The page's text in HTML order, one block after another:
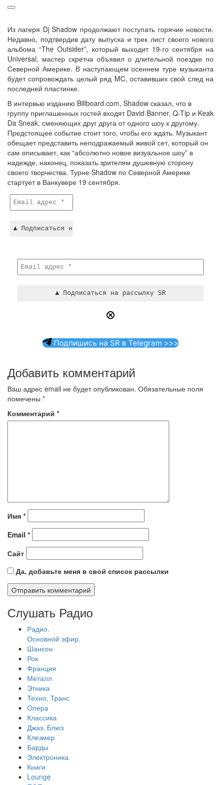
Из лагеря Dj Shadow продолжают поступать горячие новости.
Недавно, подтвердив дату выпуска и трек лист своего нового
альбома “The Outsider”, который выходит 19-го сентября на
Universal, мастер скретча объявил о длительной поездке по
Северной Америке. В наступающем осеннем туре музыканта
будет сопровождать целый ряд MC, оставивших свой след на
последней пластинке.
В интервью изданию Billboard.com, Shadow сказал, что в
группу приглашенных гостей входят David Banner, Q-Tip и Keak
Da Sneak, сменяющих друг друга от одного шоу к другому.
Предстоящее событие стоит того, чтобы его ждать. Музыкант
обещает представить неподражаемый живой сет, который он
сам описывает, как “абсолютно новое визуальное шоу” в
надежде, наконец, показать зрителям душевную сторону
своего творчества. Турне Shadow по Северной Америке
стартует в Ванкувере 19 сентября.
Подпишись на SR в Telegram >>>
Добавить комментарий
Ваш адрес email не будет опубликован. Обязательные поля
помечены *
Комментарий *
Имя *
Email *
Сайт
Да, добавьте меня в свой список рассылки
Слушать Радио
Радио.
Основной эфир.
Шансон
Рок
Франция
Металл
Этника
Техно, Транс
Опера
Классика
Джаз, Блюз
Клезмер
Барды
Электроника
Книги
Lounge